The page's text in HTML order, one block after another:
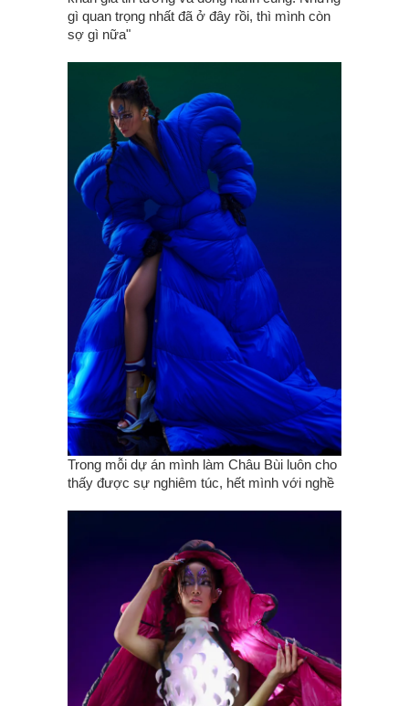
gì quan trọng nhất đã ở đây rồi, thì mình còn
sợ gì nữa"
Trong mỗi dự án mình làm Châu Bùi luôn cho
thấy được sự ngh‌‌iêm túc, hết mình với nghề